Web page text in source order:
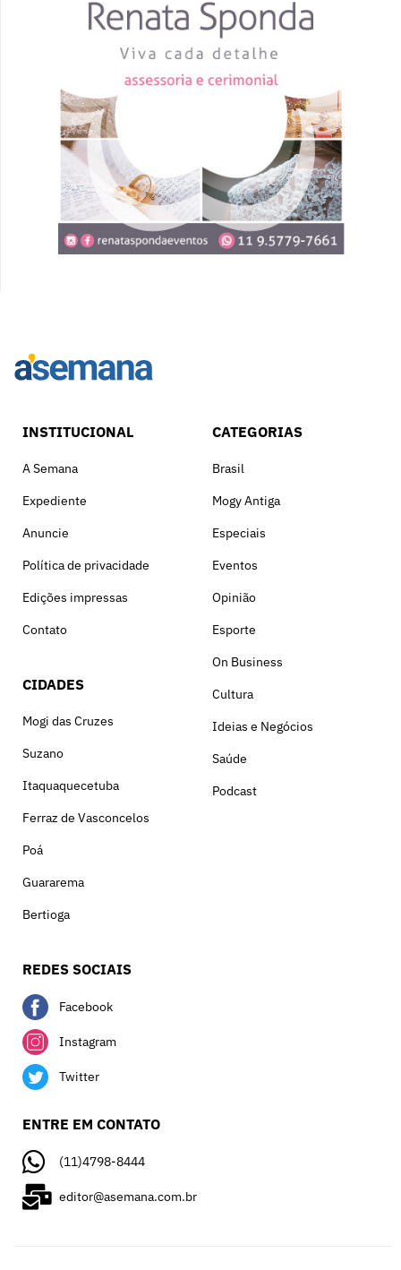
INSTITUCIONAL
A Semana
Expediente
Anuncie
Política de privacidade
Edições impressas
Contato
CIDADES
Mogi das Cruzes
Suzano
Itaquaquecetuba
Ferraz de Vasconcelos
Poá
Guararema
Bertioga
CATEGORIAS
Brasil
Mogy Antiga
Especiais
Eventos
Opinião
Esporte
On Business
Cultura
Ideias e Negócios
Saúde
Podcast
REDES SOCIAIS
Facebook
Instagram
Twitter
ENTRE EM CONTATO
(11)4798-8444
editor@asemana.com.br